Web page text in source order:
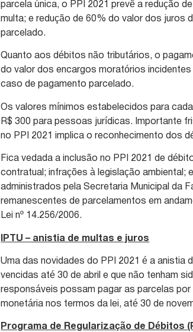
parcela única, o PPI 2021 prevê a redução
multa; e redução de 60% do valor dos juros
parcelado.
Quanto aos débitos não tributários, o
do valor dos encargos moratórios
caso de pagamento parcelado.
Os valores mínimos estabelecidos para
R$ 300 para pessoas jurídicas. Importante
no PPI 2021 implica o reconhecimento dos
Fica vedada a inclusão no PPI 2021 de
contratual; infrações à legislação ambiental;
administrados pela Secretaria Municipal da
remanescentes de parcelamentos em
Lei nº 14.256/2006.
IPTU – anistia de multas e juros
Uma das novidades do PPI 2021 é a anistia
vencidas até 30 de abril e que não tenham
responsáveis possam pagar as parcelas
monetária nos termos da lei, até 30 de
Programa de Regularização de Débitos